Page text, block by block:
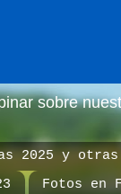
sobre
2025 y otras
Fotos en